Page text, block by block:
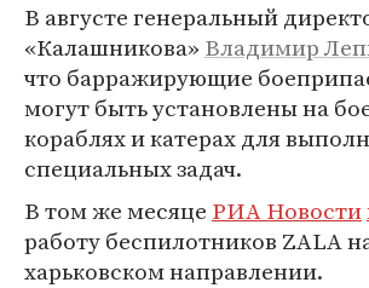
В августе генеральный
«Калашникова» Владимир
что барражирующие
могут быть установлены на
кораблях и катерах для
специальных задач.
В том же месяце РИА Новости
работу беспилотников ZALA
харьковском направлении.